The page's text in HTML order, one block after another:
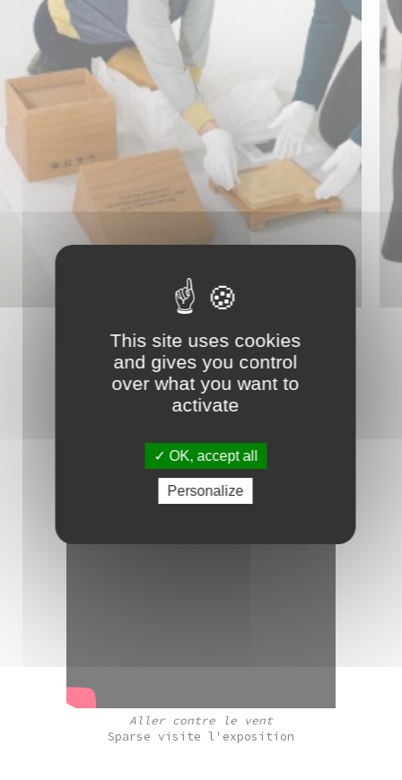
Sparse visite l'exposition
Aller contre le vent
This site uses cookies
and gives you control
over what you want to
activate
OK, accept all
Personalize